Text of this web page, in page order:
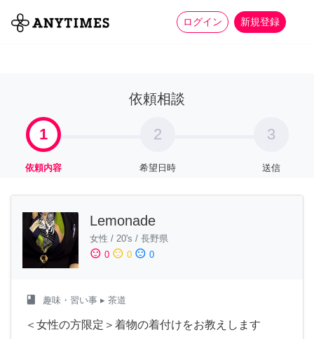
ログイン 新規登録
全て 家事 more_horiz
依頼相談
1
依頼内容
2
希望日時
3
送信
Lemonade
女性 / 20's / 長野県
sentiment_satisfied 0 sentiment_neutral 0 sentiment_dissatisfied 0
class 趣味・習い事 ▸ 茶道
＜女性の方限定＞着物の着付けをお教えします